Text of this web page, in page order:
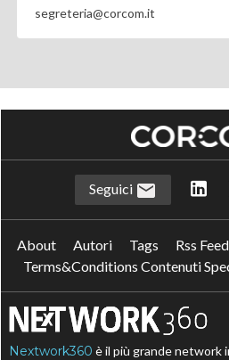
segreteria@corcom.it
Seguici
About Autori Tags Rss Feed
Terms&Conditions Contenuti
Nextwork360 è il più grande network